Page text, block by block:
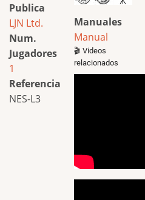
Publica
LJN Ltd.
Num.
Jugadores
1
Referencia
NES-L3
Manuales
Manual
🎬 Videos
relacionados